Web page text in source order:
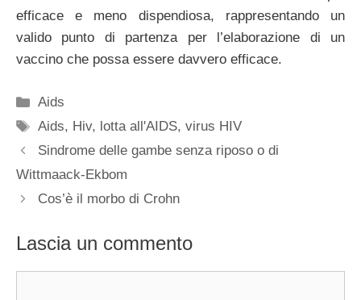
efficace e meno dispendiosa, rappresentando un
valido punto di partenza per l’elaborazione di un
vaccino che possa essere davvero efficace.
Categorie
Aids
Tag
Aids, Hiv, lotta all'AIDS,virus HIV
Sindrome delle gambe senza riposo o di
Wittmaack-Ekbom
Cos’è il morbo di Crohn
Lascia un commento